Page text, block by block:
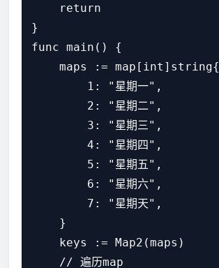
    return
}
func main() {
    maps := map[int]string{
        1: "星期一",
        2: "星期二",
        3: "星期三",
        4: "星期四",
        5: "星期五",
        6: "星期六",
        7: "星期天",
    }
    keys := Map2(maps)
    // 遍历map